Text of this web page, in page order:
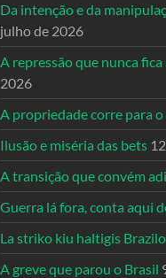
Da intenção e da
julho de 2026
A repressão que nunca
2026
A propriedade corre para
Ilusão e miséria das bets
A transição que convém
Guerra lá fora, conta aqui
La striko kiu haltigis
A greve que parou o Brasil